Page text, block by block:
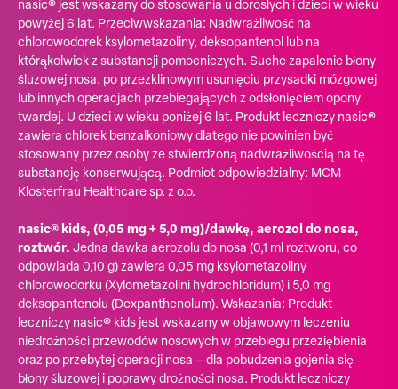
nasic® jest wskazany do stosowania u dorosłych i dzieci w wieku
powyżej 6 lat. Przeciwwskazania: Nadwrażliwość na
chlorowodorek ksylometazoliny, deksopantenol lub na
którąkolwiek z substancji pomocniczych. Suche zapalenie błony
śluzowej nosa, po przezklinowym usunięciu przysadki mózgowej
lub innych operacjach przebiegających z odsłonięciem opony
twardej. U dzieci w wieku poniżej 6 lat. Produkt leczniczy nasic®
zawiera chlorek benzalkoniowy dlatego nie powinien być
stosowany przez osoby ze stwierdzoną nadwrażliwością na tę
substancję konserwującą. Podmiot odpowiedzialny: MCM
Klosterfrau Healthcare sp. z o.o.
nasic® kids, (0,05 mg + 5,0 mg)/dawkę, aerozol do nosa,
roztwór. Jedna dawka aerozolu do nosa (0,1 ml roztworu, co
odpowiada 0,10 g) zawiera 0,05 mg ksylometazoliny
chlorowodorku (Xylometazolini hydrochloridum) i 5,0 mg
deksopantenolu (Dexpanthenolum). Wskazania: Produkt
leczniczy nasic® kids jest wskazany w objawowym leczeniu
niedrożności przewodów nosowych w przebiegu przeziębienia
oraz po przebytej operacji nosa – dla pobudzenia gojenia się
błony śluzowej i poprawy drożności nosa. Produkt leczniczy